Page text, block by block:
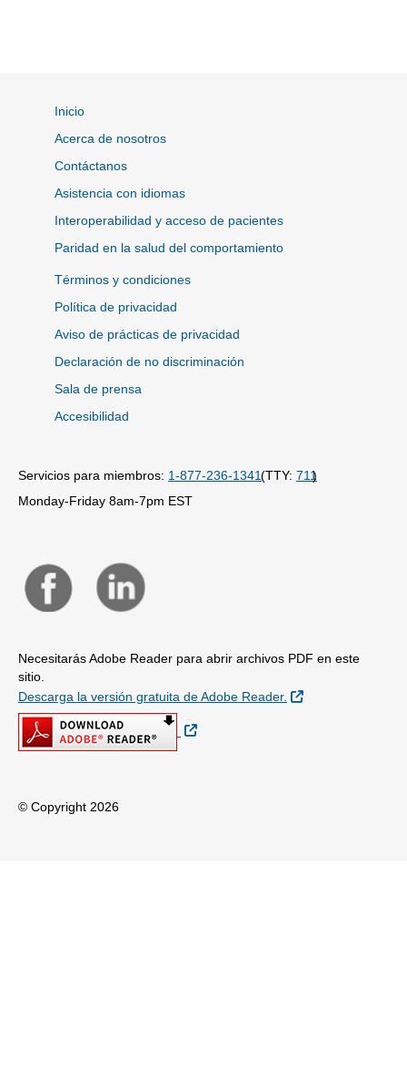
Inicio
Acerca de nosotros
Contáctanos
Asistencia con idiomas
Interoperabilidad y acceso de pacientes
Paridad en la salud del comportamiento
Términos y condiciones
Política de privacidad
Aviso de prácticas de privacidad
Declaración de no discriminación
Sala de prensa
Accesibilidad
Servicios para miembros: 1-877-236-1341(TTY: 711)
Monday-Friday 8am-7pm EST
Necesitarás Adobe Reader para abrir archivos PDF en este
sitio.
Descarga la versión gratuita de Adobe Reader.
Sitio Externo
Sitio Externo
© Copyright 2026